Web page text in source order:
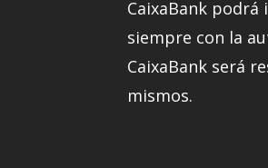
CaixaBank
siempre con la
CaixaBank será
mismos.